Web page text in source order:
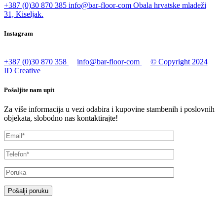
+387 (0)30 870 385 info@bar-floor-com Obala hrvatske mladeži
31, Kiseljak.
Instagram
+387 (0)30 870 358 info@bar-floor-com
© Copyright 2024
ID Creative
Pošaljite nam upit
Za više informacija u vezi odabira i kupovine stambenih i poslovnih
objekata, slobodno nas kontaktirajte!
Pošalji poruku